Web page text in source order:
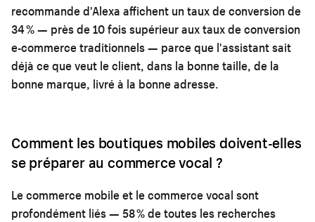
recommande d'Alexa affichent un taux de conversion de
34 % — près de 10 fois supérieur aux taux de conversion
e-commerce traditionnels — parce que l'assistant sait
déjà ce que veut le client, dans la bonne taille, de la
bonne marque, livré à la bonne adresse.
Comment les boutiques mobiles doivent-elles
se préparer au commerce vocal ?
Le commerce mobile et le commerce vocal sont
profondément liés — 58 % de toutes les recherches